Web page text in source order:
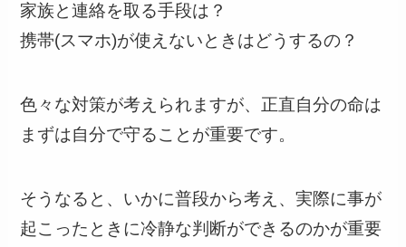
家族と連絡を取る手段は？
携帯(スマホ)が使えないときはどうするの？
色々な対策が考えられますが、正直自分の命は
まずは自分で守ることが重要です。
そうなると、いかに普段から考え、実際に事が
起こったときに冷静な判断ができるのかが重要